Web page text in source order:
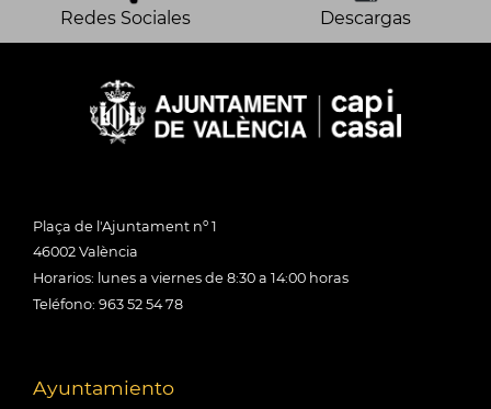
Redes Sociales Descargas
Plaça de l'Ajuntament nº 1
46002 València
Horarios: lunes a viernes de 8:30 a 14:00 horas
Teléfono: 963 52 54 78
Ayuntamiento